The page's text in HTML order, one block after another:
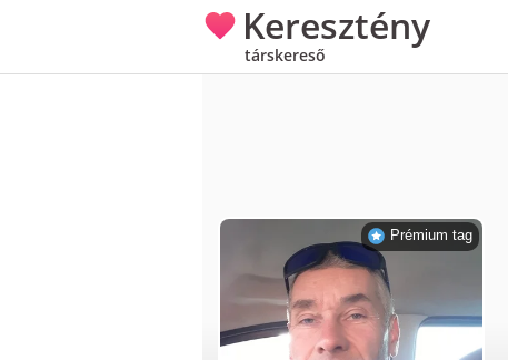
Keresztény
társkereső
Prémium tag